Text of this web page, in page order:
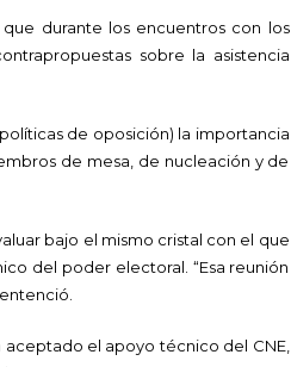
durante los encuentros con los
sobre la asistencia
de oposición) la importancia
de mesa, de nucleación y de
bajo el mismo cristal con el que
del poder electoral. “Esa reunión
aceptado el apoyo técnico del CNE,